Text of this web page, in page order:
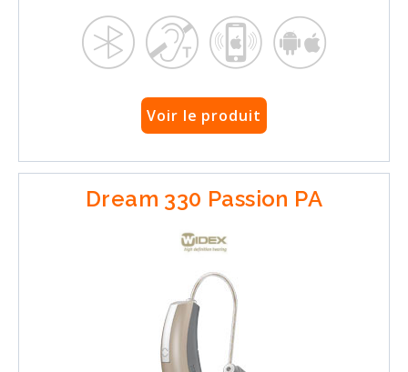
Voir le produit
Dream 330 Passion PA